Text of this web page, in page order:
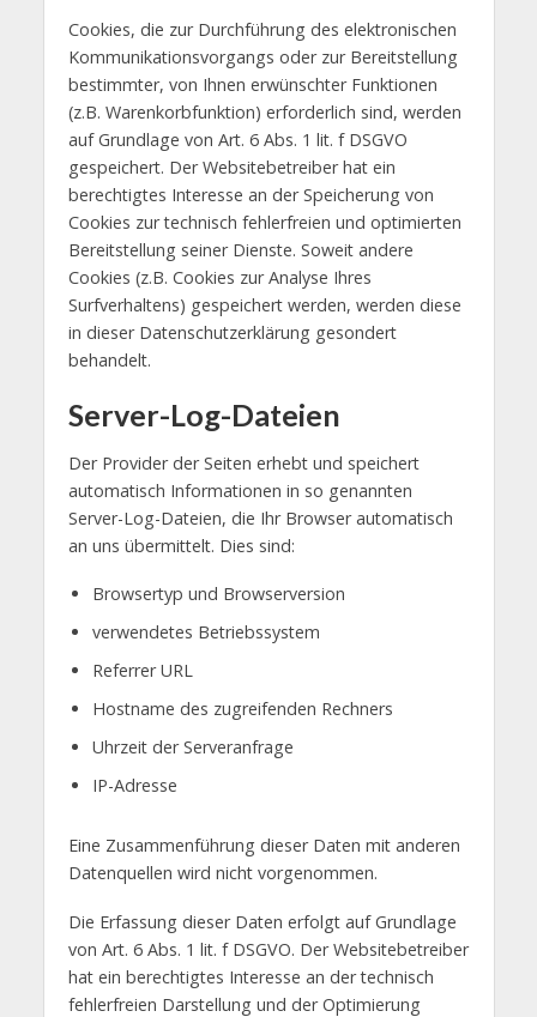
Cookies, die zur Durchführung des elektronischen
Kommunikationsvorgangs oder zur Bereitstellung
bestimmter, von Ihnen erwünschter Funktionen
(z.B. Warenkorbfunktion) erforderlich sind, werden
auf Grundlage von Art. 6 Abs. 1 lit. f DSGVO
gespeichert. Der Websitebetreiber hat ein
berechtigtes Interesse an der Speicherung von
Cookies zur technisch fehlerfreien und optimierten
Bereitstellung seiner Dienste. Soweit andere
Cookies (z.B. Cookies zur Analyse Ihres
Surfverhaltens) gespeichert werden, werden diese
in dieser Datenschutzerklärung gesondert
behandelt.
Server-Log-Dateien
Der Provider der Seiten erhebt und speichert
automatisch Informationen in so genannten
Server-Log-Dateien, die Ihr Browser automatisch
an uns übermittelt. Dies sind:
Browsertyp und Browserversion
verwendetes Betriebssystem
Referrer URL
Hostname des zugreifenden Rechners
Uhrzeit der Serveranfrage
IP-Adresse
Eine Zusammenführung dieser Daten mit anderen
Datenquellen wird nicht vorgenommen.
Die Erfassung dieser Daten erfolgt auf Grundlage
von Art. 6 Abs. 1 lit. f DSGVO. Der Websitebetreiber
hat ein berechtigtes Interesse an der technisch
fehlerfreien Darstellung und der Optimierung